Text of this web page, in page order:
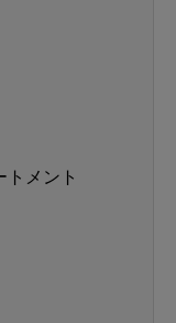
メント